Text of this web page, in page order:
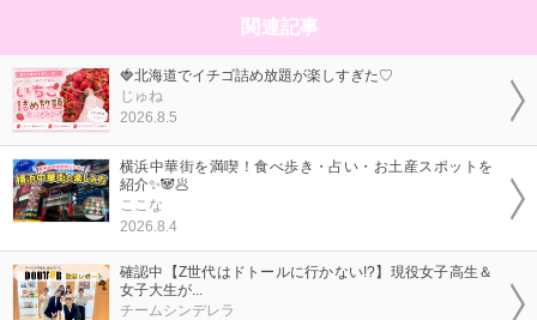
関連記事
🍓北海道でイチゴ詰め放題が楽しすぎた♡
じゅね
2026.8.5
横浜中華街を満喫！食べ歩き・占い・お土産スポットを
紹介✨🐼🥟
ここな
2026.8.4
確認中【Z世代はドトールに行かない!?】現役女子高生＆
女子大生が...
チームシンデレラ